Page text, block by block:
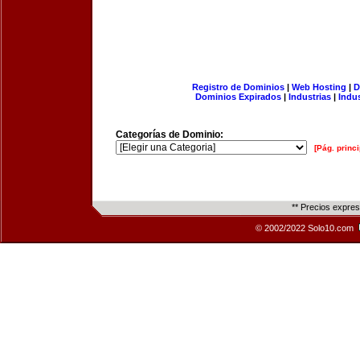
Registro de Dominios| Web Hosting |
Dominios Expirados | Industrias |
Categorías de Dominio:
[Pág.
** Precios
© 2002/2022 Solo10.com